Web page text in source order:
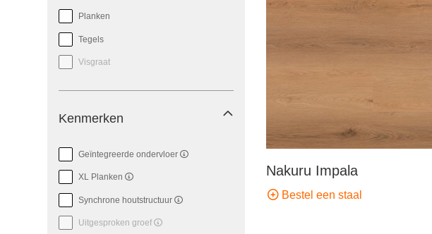
Planken
Tegels
Visgraat
Kenmerken
Geïntegreerde ondervloer
XL Planken
Synchrone houtstructuur
Uitgesproken groef
Nakuru Impala
Bestel een staal